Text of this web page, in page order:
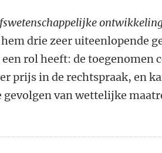
drie zeer uiteenlopende
rol heeft: de toegenomen
prijs in de rechtspraak, en
van wettelijke